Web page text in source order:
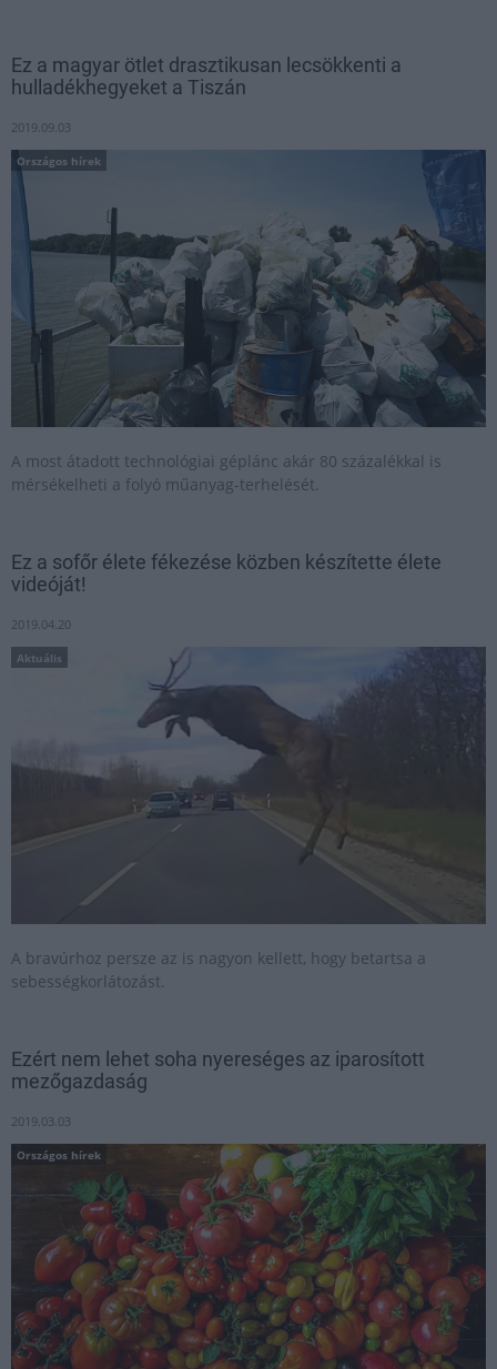
Ez a magyar ötlet drasztikusan lecsökkenti a
hulladékhegyeket a Tiszán
2019.09.03
Országos hírek
A most átadott technológiai géplánc akár 80 százalékkal is
mérsékelheti a folyó műanyag-terhelését.
Ez a sofőr élete fékezése közben készítette élete
videóját!
2019.04.20
Aktuális
A bravúrhoz persze az is nagyon kellett, hogy betartsa a
sebességkorlátozást.
Ezért nem lehet soha nyereséges az iparosított
mezőgazdaság
2019.03.03
Országos hírek